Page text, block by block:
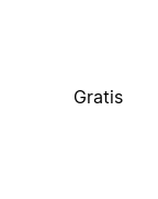
Gratis